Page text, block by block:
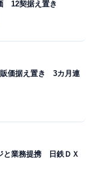
12契据え置き
価据え置き 3カ月連
と業務提携 日鉄ＤＸ